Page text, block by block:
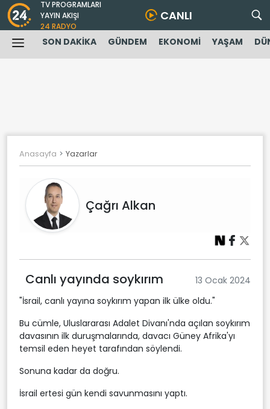
TV PROGRAMLARI
YAYIN AKIŞI
24 RADYO
CANLI
SON DAKİKA GÜNDEM EKONOMİ YAŞAM
Anasayfa Yazarlar
Çağrı Alkan
Canlı yayında soykırım
13 Ocak 2024
"İsrail, canlı yayına soykırım yapan ilk ülke oldu."
Bu cümle, Uluslararası Adalet Divanı'nda açılan soykırım
davasının ilk duruşmalarında, davacı Güney Afrika'yı
temsil eden heyet tarafından söylendi.
Sonuna kadar da doğru.
İsrail ertesi gün kendi savunmasını yaptı.